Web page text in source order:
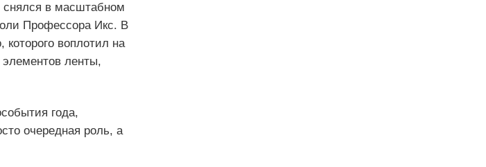
снялся в масштабном
Профессора Икс. В
воплотил на
ленты,
года,
очередная роль, а